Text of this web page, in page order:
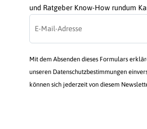
und Ratgeber Know-How rundum
Mit dem Absenden dieses Formulars
unseren Datenschutzbestimmungen
können sich jederzeit von diesem